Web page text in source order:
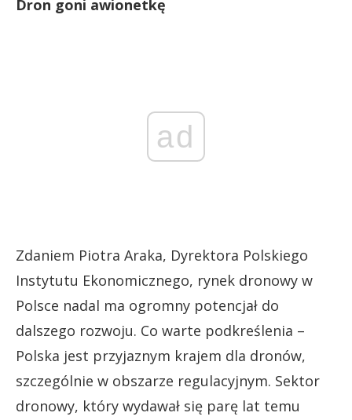
Dron goni awionetkę
ad
Zdaniem Piotra Araka, Dyrektora Polskiego
Instytutu Ekonomicznego, rynek dronowy w
Polsce nadal ma ogromny potencjał do
dalszego rozwoju. Co warte podkreślenia –
Polska jest przyjaznym krajem dla dronów,
szczególnie w obszarze regulacyjnym. Sektor
dronowy, który wydawał się parę lat temu